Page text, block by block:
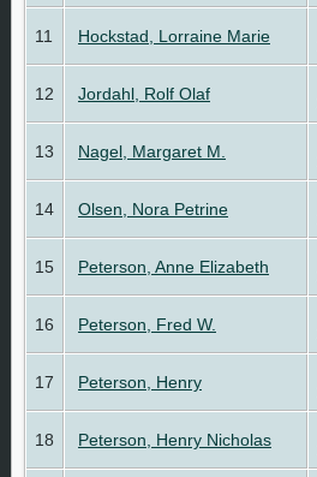
11 Hockstad, Lorraine Marie
12 Jordahl, Rolf Olaf
13 Nagel, Margaret M.
14 Olsen, Nora Petrine
15 Peterson, Anne Elizabeth
16 Peterson, Fred W.
17 Peterson, Henry
18 Peterson, Henry Nicholas